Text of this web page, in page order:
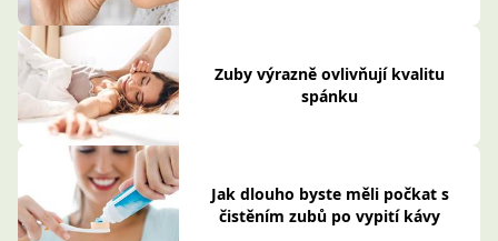
Zuby výrazně ovlivňují kvalitu
spánku
Jak dlouho byste měli počkat s
čistěním zubů po vypití kávy